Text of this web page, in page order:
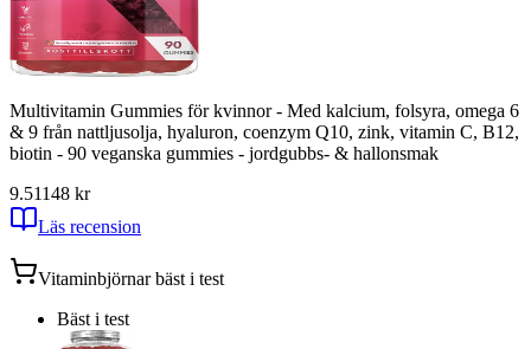
Multivitamin Gummies för kvinnor - Med kalcium, folsyra, omega 6
& 9 från nattljusolja, hyaluron, coenzym Q10, zink, vitamin C, B12,
biotin - 90 veganska gummies - jordgubbs- & hallonsmak
9.51148 kr
Läs recension
Vitaminbjörnarbäst i test
Bäst i test